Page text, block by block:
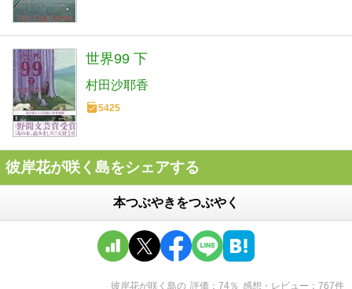
世界99 下
村田沙耶香
5425
彼岸花が咲く島をシェアする
本つぶやきをつぶやく
彼岸花が咲く島の 評価 74％ 感想・レビュー 767件